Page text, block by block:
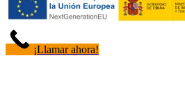
¡Llamar ahora!